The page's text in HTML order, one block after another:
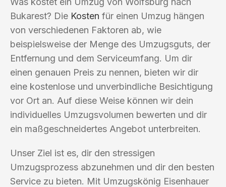
Bukarest? Die Kosten für einen Umzug hängen
von verschiedenen Faktoren ab, wie
beispielsweise der Menge des Umzugsguts, der
Entfernung und dem Serviceumfang. Um dir
einen genauen Preis zu nennen, bieten wir dir
eine kostenlose und unverbindliche Besichtigung
vor Ort an. Auf diese Weise können wir dein
individuelles Umzugsvolumen bewerten und dir
ein maßgeschneidertes Angebot unterbreiten.
Unser Ziel ist es, dir den stressigen
Umzugsprozess abzunehmen und dir den besten
Service zu bieten. Mit Umzugskönig Eisenhauer